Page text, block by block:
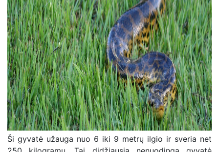
Ši gyvatė užauga nuo 6 iki 9 metrų ilgio ir sveria net